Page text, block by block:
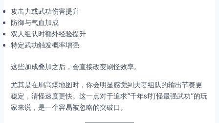
攻击力或武功伤害提升
防御与气血加成
双人组队时额外经验提升
特定武功触发概率增强
这些加成叠加之后，会直接改变刷怪效率。
尤其是在刷高爆地图时，你会明显感觉到夫妻组队的输出节奏更
稳定，清怪速度更快。这一点对于追求“千年sf打怪最强武功”的玩
家来说，是一个容易被忽略的突破口。